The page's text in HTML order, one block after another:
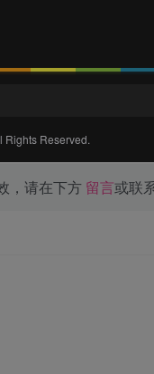
，请在下方 留言或联
Rights Reserved.